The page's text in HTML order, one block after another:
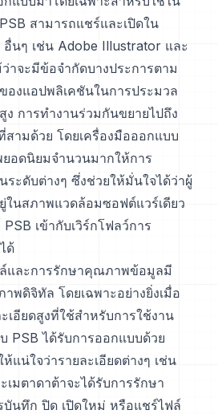
สามารถแชร์และเปิดใน
นๆ เช่น Adobe Illustrator และ
าจะมีข้อจำกัดบางประการตาม
องแอปพลิเคชันในการประมวล
ง การทำงานร่วมกันขยายไปถึง
ามด้วย โดยเครื่องมือออกแบบ
อดนิยมจำนวนมากให้การ
ะดับต่างๆ ซึ่งช่วยให้มั่นใจได้ว่าผู้
ในสภาพแวดล้อมซอฟต์แวร์เดียว
เข้ากับเวิร์กโฟลว์การ
ด้
และการรักษาคุณภาพข้อมูลมี
พดิจิทัล โดยเฉพาะอย่างยิ่งเมื่อ
เอียดสูงที่ใช้สำหรับการใช้งาน
PSB ได้รับการออกแบบด้วย
แน่ใจว่ารายละเอียดต่างๆ เช่น
เมตาดาต้าจะได้รับการรักษา
บันทึก ปิด เปิดใหม่ หรือแชร์ไฟล์